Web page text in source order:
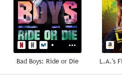
Bad Boys: Ride or Die